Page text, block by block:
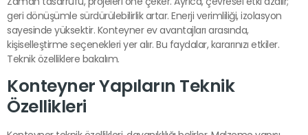
geri dönüşümle sürdürülebilirlik artar. Enerji verimliliği, izolasyon
sayesinde yüksektir. Konteyner ev avantajları arasında,
kişiselleştirme seçenekleri yer alır. Bu faydalar, kararınızı etkiler.
Teknik özelliklere bakalım.
Konteyner Yapıların Teknik
Özellikleri